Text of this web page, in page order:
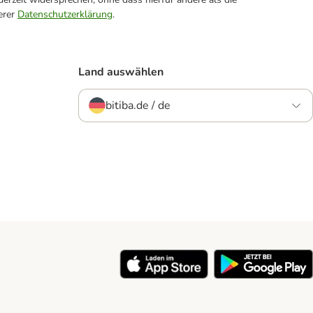
Datenschutzerklärung.
Land auswählen
bitiba.de / de